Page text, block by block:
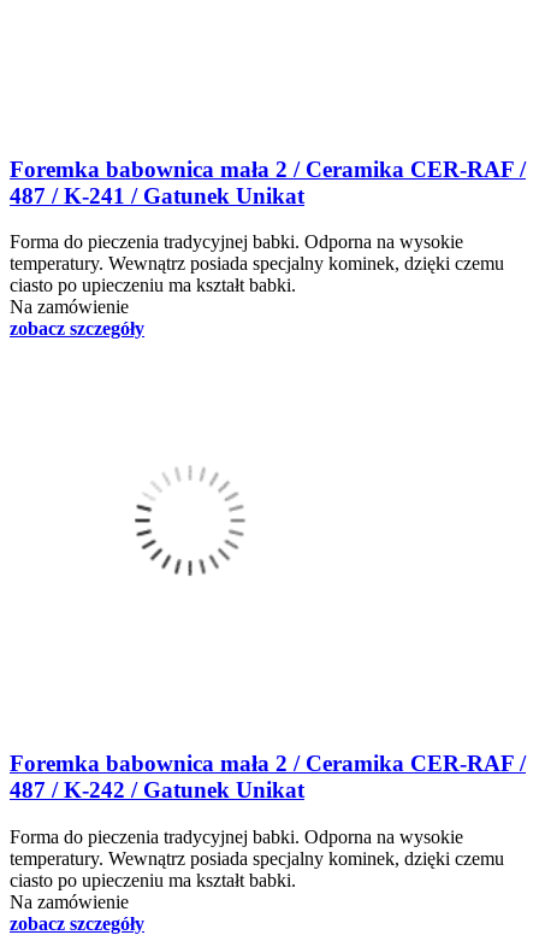
Foremka babownica mała 2 / Ceramika CER-RAF /
487 / K-241 / Gatunek Unikat
Forma do pieczenia tradycyjnej babki. Odporna na wysokie
temperatury. Wewnątrz posiada specjalny kominek, dzięki czemu
ciasto po upieczeniu ma kształt babki.
Na zamówienie
zobacz szczegóły
Foremka babownica mała 2 / Ceramika CER-RAF /
487 / K-242 / Gatunek Unikat
Forma do pieczenia tradycyjnej babki. Odporna na wysokie
temperatury. Wewnątrz posiada specjalny kominek, dzięki czemu
ciasto po upieczeniu ma kształt babki.
Na zamówienie
zobacz szczegóły